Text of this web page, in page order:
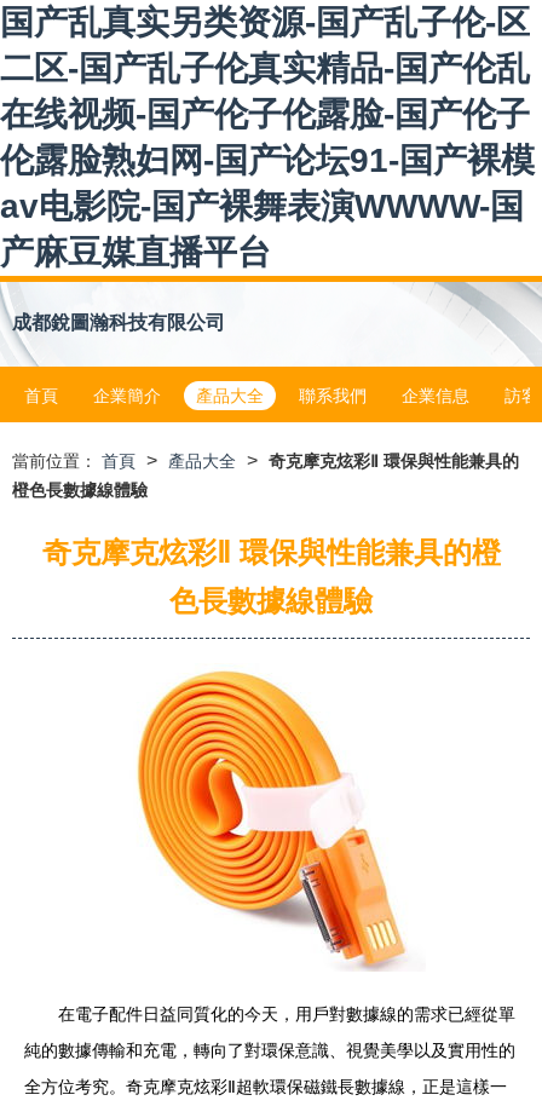
国产乱真实另类资源-国产乱子伦-区
二区-国产乱子伦真实精品-国产伦乱
在线视频-国产伦子伦露脸-国产伦子
伦露脸熟妇网-国产论坛91-国产裸模
av电影院-国产裸舞表演WWWW-国
产麻豆媒直播平台
成都銳圖瀚科技有限公司
首頁 企業簡介 產品大全 聯系我們 企業信息 訪客
當前位置： 首頁 > 產品大全 > 奇克摩克炫彩Ⅱ 環保與性能兼具的
橙色長數據線體驗
奇克摩克炫彩Ⅱ 環保與性能兼具的橙
色長數據線體驗
在電子配件日益同質化的今天，用戶對數據線的需求已經從單
純的數據傳輸和充電，轉向了對環保意識、視覺美學以及實用性的
全方位考究。奇克摩克炫彩Ⅱ超軟環保磁鐵長數據線，正是這樣一